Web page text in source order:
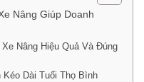
Nâng Giúp Doanh
Nâng Hiệu Quả Và Đúng
Dài Tuổi Thọ Bình